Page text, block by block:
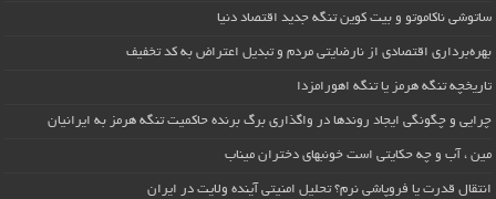
ساتوشی ناکاموتو و بیت کوین تنگه جدید اقتصاد دنیا
بهره‌برداری اقتصادی از نارضایتی مردم و تبدیل اعتراض به کد تخفیف
تاریخچه تنگه هرمز یا تنگه اهورامزدا
چرایی و چگونگی ایجاد روندها در واگذاری برگ برنده حاکمیت تنگه هرمز به ایرانیان
مین ، آب و چه حکایتی است خونبهای دختران میناب
انتقال قدرت یا فروپاشی نرم؟ تحلیل امنیتی آینده ولایت در ایران